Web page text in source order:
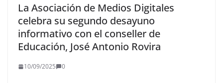
La Asociación de Medios Digitales
celebra su segundo desayuno
informativo con el conseller de
Educación, José Antonio Rovira
10/09/2025 0